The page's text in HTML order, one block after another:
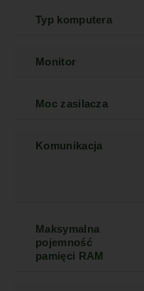
Typ komputera
Monitor
Moc zasilacza
Komunikacja
Maksymalna
pojemność
pamięci RAM